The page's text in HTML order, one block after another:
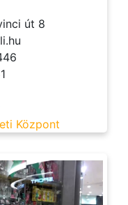
út 8
Központ